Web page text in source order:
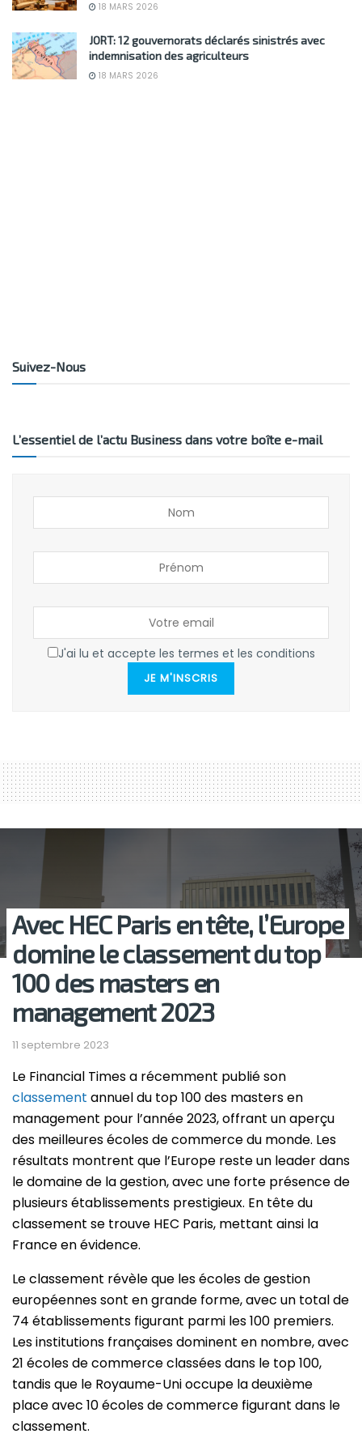
18 MARS 2026
JORT: 12 gouvernorats déclarés sinistrés avec
indemnisation des agriculteurs
18 MARS 2026
Suivez-Nous
L’essentiel de l’actu Business dans votre boîte e-mail
J'ai lu et accepte les termes et les conditions
JE M'INSCRIS
Avec HEC Paris en tête, l’Europe
domine le classement du top
100 des masters en
management 2023
11 septembre 2023
Le Financial Times a récemment publié son
classement annuel du top 100 des masters en
management pour l’année 2023, offrant un aperçu
des meilleures écoles de commerce du monde. Les
résultats montrent que l’Europe reste un leader dans
le domaine de la gestion, avec une forte présence de
plusieurs établissements prestigieux. En tête du
classement se trouve HEC Paris, mettant ainsi la
France en évidence.
Le classement révèle que les écoles de gestion
européennes sont en grande forme, avec un total de
74 établissements figurant parmi les 100 premiers.
Les institutions françaises dominent en nombre, avec
21 écoles de commerce classées dans le top 100,
tandis que le Royaume-Uni occupe la deuxième
place avec 10 écoles de commerce figurant dans le
classement.